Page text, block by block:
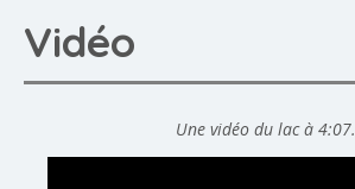
Vidéo
Une vidéo du lac à 4:07.